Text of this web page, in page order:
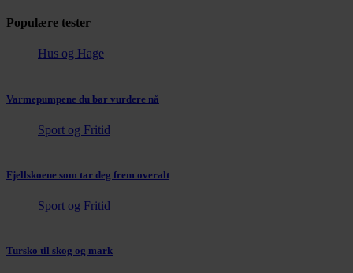
Populære tester
Hus og Hage
Varmepumpene du bør vurdere nå
Sport og Fritid
Fjellskoene som tar deg frem overalt
Sport og Fritid
Tursko til skog og mark